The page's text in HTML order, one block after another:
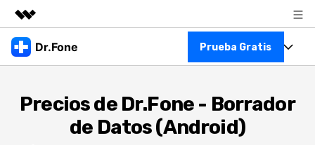
Productos destacados
Resumen
Dr.Fone Prueba Gratis
Precios de Dr.Fone - Borrador
de Datos (Android)